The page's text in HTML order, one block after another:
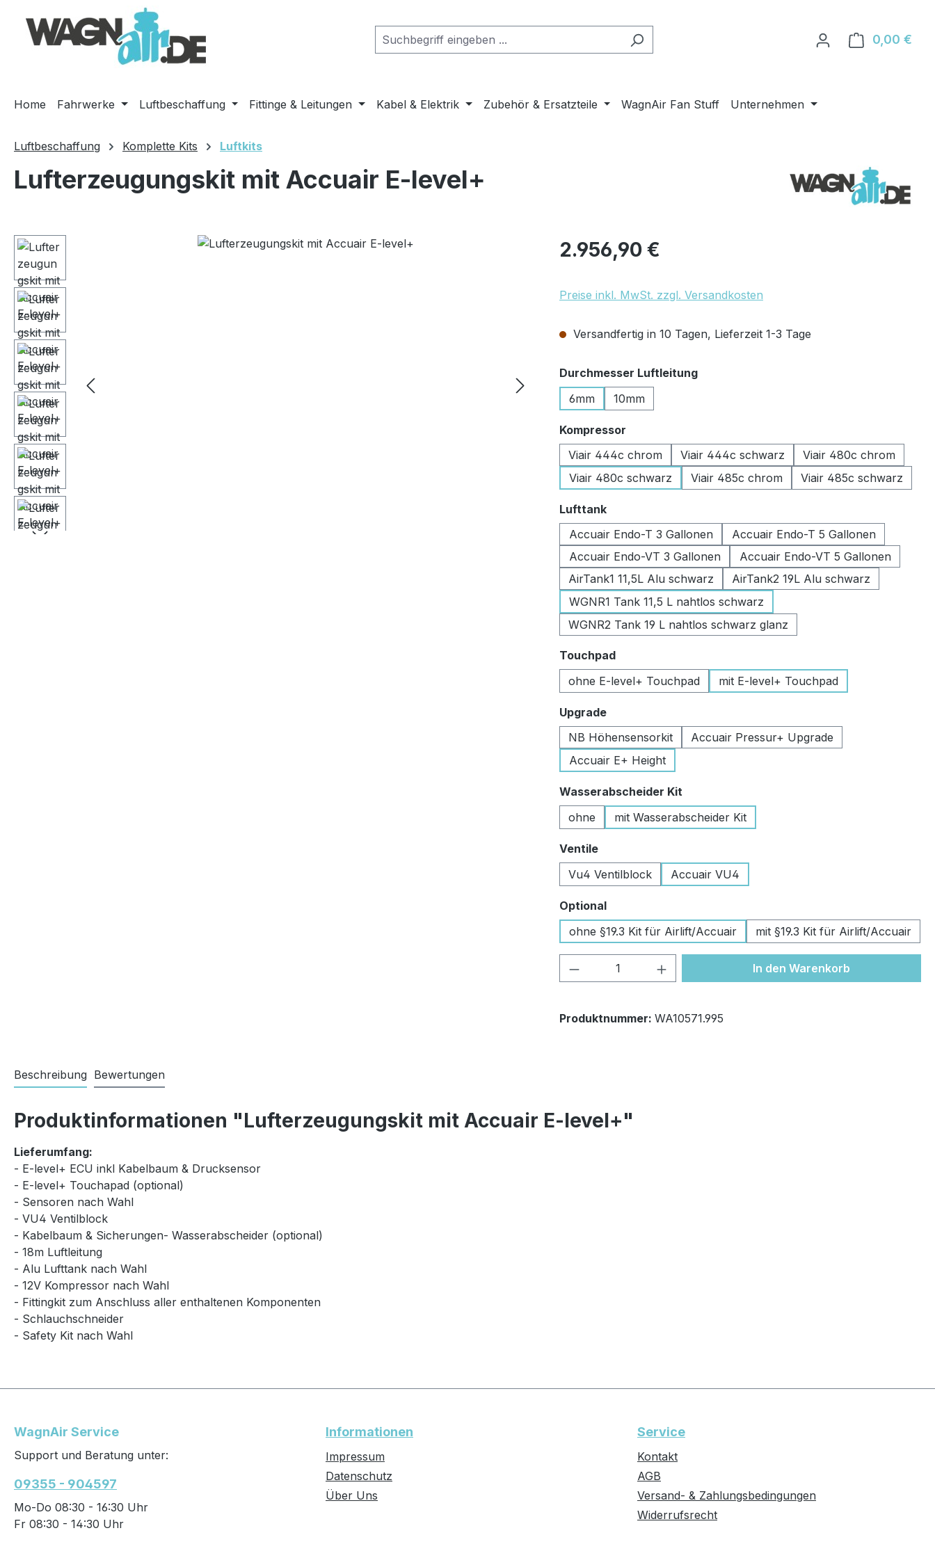
Hauptinhalt springen
Zur Suche springen
Zur Hauptnavigation springen
0,00 €
Home Fahrwerke Luftbeschaffung Fittinge & Leitungen Kabel & Elektrik Zubehör & Ersatzteile WagnAir Fan Stuff Unternehmen
Luftbeschaffung Komplette Kits Luftkits
Lufterzeugungskit mit Accuair E-level+
Bildergalerie überspringen Regulärer Preis:
2.956,90 €
Preise inkl. MwSt. zzgl. Versandkosten
Versandfertig in 10 Tagen, Lieferzeit 1-3 Tage
Durchmesser Luftleitungauswählen
6mm
10mm
Kompressor
Viair 444c chrom
Viair 444c schwarz
Viair 480c chrom
Viair 480c schwarz
Viair 485c chrom Viair 485c schwarz
Lufttankauswählen
Accuair Endo-T 3 Gallonen
Accuair Endo-T 5 Gallonen
Accuair Endo-VT 3 Gallonen
Accuair Endo-VT 5 Gallonen
AirTank1 11,5L Alu schwarz
AirTank2 19L Alu schwarz
WGNR1 Tank 11,5 L nahtlos schwarz
WGNR2 Tank 19 L nahtlos schwarz glanz
Touchpadauswählen
ohne E-level+ Touchpad
mit E-level+ Touchpad
Upgradeauswählen
NB Höhensensorkit
Accuair Pressur+ Upgrade
Accuair E+ Height
Wasserabscheider Kit
ohne
mit Wasserabscheider Kit
Ventileauswählen
Vu4 Ventilblock
Accuair VU4
Optionalauswählen
ohne §19.3 Kit für Airlift/Accuair
mit §19.3 Kit für Airlift/Accuair
Produkt Anzahl: Gib den gewünschten Wert
In den Warenkorb
Produktnummer: WA10571.995
Beschreibung Bewertungen
Produktinformationen "Lufterzeugungskit mit Accuair E-level+"
Lieferumfang:
- E-level+ ECU inkl Kabelbaum & Drucksensor
- E-level+ Touchapad (optional)
- Sensoren nach Wahl
- VU4 Ventilblock
- Kabelbaum & Sicherungen- Wasserabscheider (optional)
- 18m Luftleitung
- Alu Lufttank nach Wahl
- 12V Kompressor nach Wahl
- Fittingkit zum Anschluss aller enthaltenen Komponenten
- Schlauchschneider
- Safety Kit nach Wahl
WagnAir Service
Support und Beratung unter:
09355 - 904597
Mo-Do 08:30 - 16:30 Uhr
Fr 08:30 - 14:30 Uhr
Informationen
Impressum
Datenschutz
Über Uns
Service
Kontakt
AGB
Versand- & Zahlungsbedingungen
Widerrufsrecht